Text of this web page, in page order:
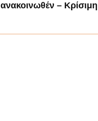
ανακοινωθέν –